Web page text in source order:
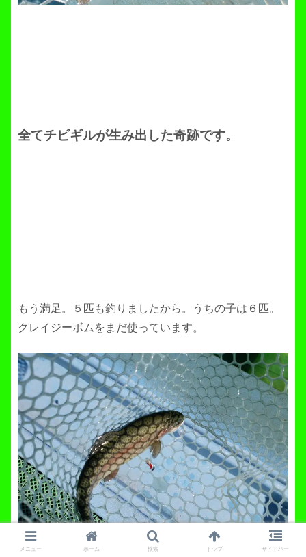
全てチビギルが生み出した奇跡です。
もう満足。５匹も釣りましたから。うちの子は６匹。
クレイジーボムをまだ使っています。
メニュー ホーム 検索 トップ サイドバー